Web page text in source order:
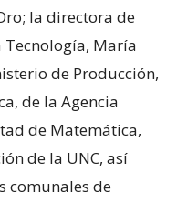
la directora de
Tecnología, María
de Producción,
de la Agencia
de Matemática,
de la UNC, así
comunales de